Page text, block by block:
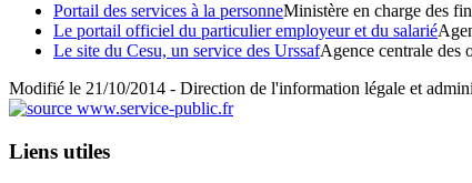
Portail des services à la personneMinistère en charge des
Le portail officiel du particulier employeur et du salarié
Le site du Cesu, un service des UrssafAgence centrale des
Modifié le 21/10/2014 - Direction de l'information légale et
Liens utiles